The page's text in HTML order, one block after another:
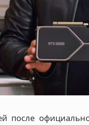
после